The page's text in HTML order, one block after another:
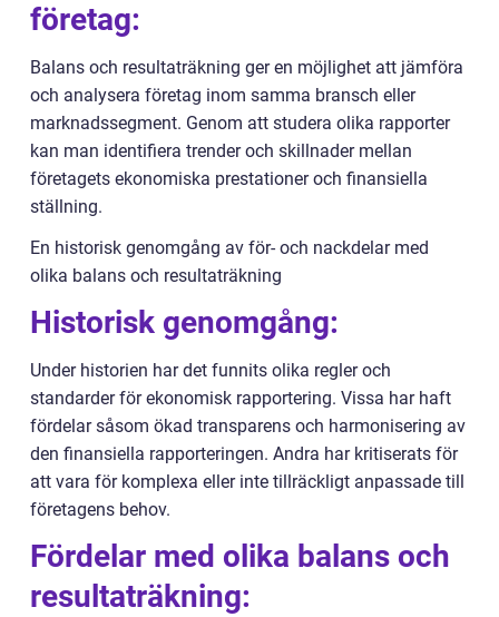
företag:
Balans och resultaträkning ger en möjlighet att jämföra
och analysera företag inom samma bransch eller
marknadssegment. Genom att studera olika rapporter
kan man identifiera trender och skillnader mellan
företagets ekonomiska prestationer och finansiella
ställning.
En historisk genomgång av för- och nackdelar med
olika balans och resultaträkning
Historisk genomgång:
Under historien har det funnits olika regler och
standarder för ekonomisk rapportering. Vissa har haft
fördelar såsom ökad transparens och harmonisering av
den finansiella rapporteringen. Andra har kritiserats för
att vara för komplexa eller inte tillräckligt anpassade till
företagens behov.
Fördelar med olika balans och
resultaträkning: